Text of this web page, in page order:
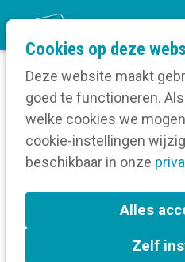
Cookies op deze
Deze website maakt
goed te functioneren.
welke cookies we
cookie-instellingen
beschikbaar in onze
Alles
Zelf
Home
Verruim je kennis
Inclusieve
Communiceren naar
Hoe zorg je voor een
realistische